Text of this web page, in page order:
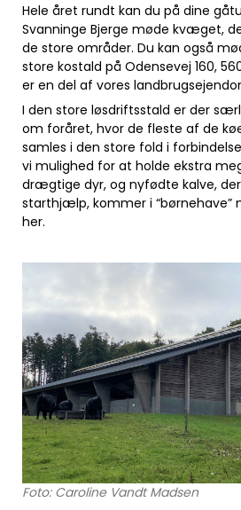
Hele året rundt kan du på dine
Svanninge Bjerge møde kvæget,
de store områder. Du kan også
store kostald på Odensevej 160,
er en del af vores
I den store løsdriftsstald er der
om foråret, hvor de fleste af de
samles i den store fold i
vi mulighed for at holde ekstra
drægtige dyr, og nyfødte kalve,
starthjælp, kommer i “børnehave”
her.
Foto: Caroline Vandt Madsen